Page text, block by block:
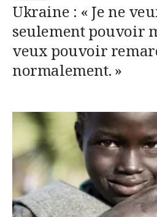
Ukraine : « Je ne
seulement pouvoir
veux pouvoir
normalement. »